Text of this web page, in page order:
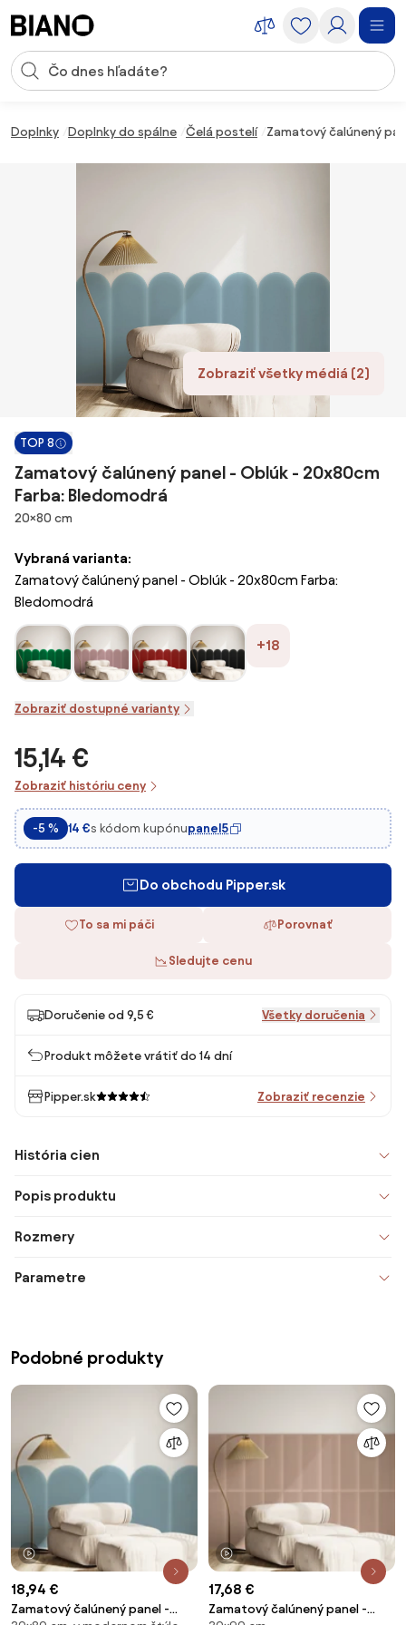
Vstup pre vyhľadávanie
Doplnky Doplnky do spálne Čelá postelí Zamatový čalúnený
Zobraziť všetky médiá (2)
TOP 8
Zamatový čalúnený panel - Oblúk - 20x80cm
Farba: Bledomodrá
Rozmery
20×80 cm
Vybraná varianta:
Zamatový čalúnený panel - Oblúk - 20x80cm Farba:
Bledomodrá
+18
Zobraziť dostupné varianty
15,14 €
Zobraziť históriu ceny
-5 % 14 €s kódom kupónupanel5
Do obchodu Pipper.sk
To sa mi páči Porovnať
Sledujte cenu
Doručenie od 9,5 € Všetky doručenia
Produkt môžete vrátiť do 14 dní
Pipper.sk Zobraziť recenzie
História cien
Popis produktu
Rozmery
Parametre
Podobné produkty
1 video
18,94 €
Zamatový čalúnený panel -
1 video
17,68 €
Zamatový čalúnený panel -